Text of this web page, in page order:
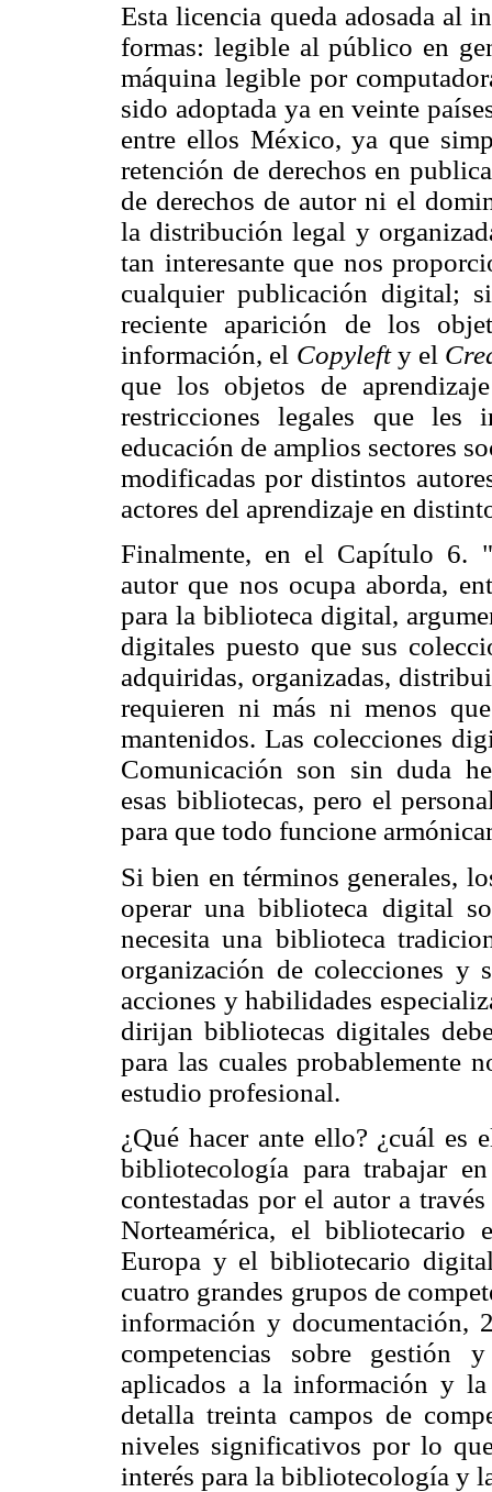
Esta licencia queda adosada al
formas: legible al público en
máquina legible por
sido adoptada ya en veinte
entre ellos México, ya que
retención de derechos en
de derechos de autor ni el
la distribución legal y
tan interesante que nos
cualquier publicación digital;
reciente aparición de los
información, el Copylefty el
que los objetos de
restricciones legales que
educación de amplios sectores
modificadas por distintos
actores del aprendizaje en
Finalmente, en el Capítulo 6.
autor que nos ocupa aborda,
para la biblioteca digital,
digitales puesto que sus
adquiridas, organizadas,
requieren ni más ni menos
mantenidos. Las colecciones
Comunicación son sin duda
esas bibliotecas, pero el
para que todo funcione
Si bien en términos generales,
operar una biblioteca digital
necesita una biblioteca
organización de colecciones y
acciones y habilidades
dirijan bibliotecas digitales
para las cuales probablemente
estudio profesional.
¿Qué hacer ante ello? ¿cuál
bibliotecología para trabajar
contestadas por el autor a
Norteamérica, el bibliotecario
Europa y el bibliotecario
cuatro grandes grupos de
información y documentación,
competencias sobre gestión
aplicados a la información y
detalla treinta campos de
niveles significativos por lo
interés para la bibliotecología y